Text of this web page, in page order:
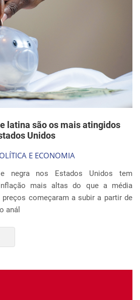
latina são os mais atingidos
Unidos
E ECONOMIA
negra nos Estados Unidos tem
mais altas do que a média
começaram a subir a partir de
anál